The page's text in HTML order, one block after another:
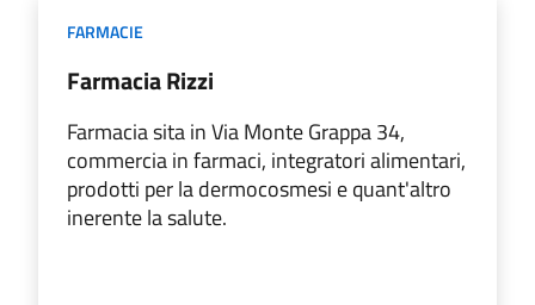
FARMACIE
Farmacia Rizzi
Farmacia sita in Via Monte Grappa 34,
commercia in farmaci, integratori alimentari,
prodotti per la dermocosmesi e quant'altro
inerente la salute.